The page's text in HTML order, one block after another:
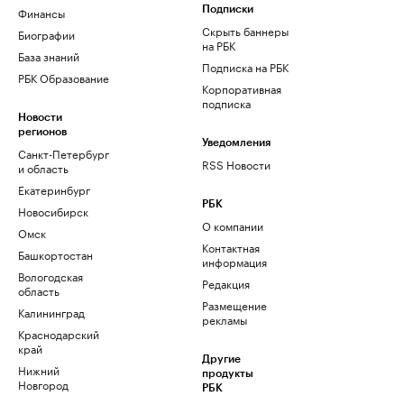
Финансы
Биографии
База знаний
РБК Образование
Новости
регионов
Санкт-Петербург
и область
Екатеринбург
Новосибирск
Омск
Башкортостан
Вологодская
область
Калининград
Краснодарский
край
Нижний
Новгород
Подписки
Скрыть баннеры
на РБК
Подписка на РБК
Корпоративная
подписка
Уведомления
RSS Новости
РБК
О компании
Контактная
информация
Редакция
Размещение
рекламы
Другие
продукты
РБК